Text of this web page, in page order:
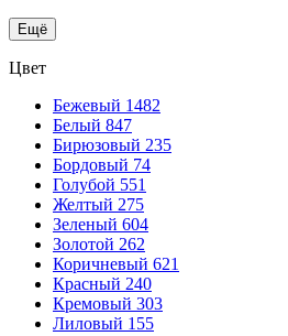
Ещё
Цвет
Бежевый 1482
Белый 847
Бирюзовый 235
Бордовый 74
Голубой 551
Желтый 275
Зеленый 604
Золотой 262
Коричневый 621
Красный 240
Кремовый 303
Лиловый 155